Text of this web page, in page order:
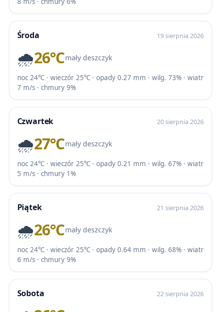
Środa 19 sierpnia 2026
🌧️26℃mały deszczyk
noc 24℃ · wieczór 25℃ · opady 0.27 mm · wilg. 73% · wiatr
7 m/s · chmury 9%
Czwartek 20 sierpnia 2026
🌧️27℃mały deszczyk
noc 24℃ · wieczór 25℃ · opady 0.21 mm · wilg. 67% · wiatr
5 m/s · chmury 1%
Piątek 21 sierpnia 2026
🌧️26℃mały deszczyk
noc 24℃ · wieczór 25℃ · opady 0.64 mm · wilg. 68% · wiatr
6 m/s · chmury 9%
Sobota 22 sierpnia 2026